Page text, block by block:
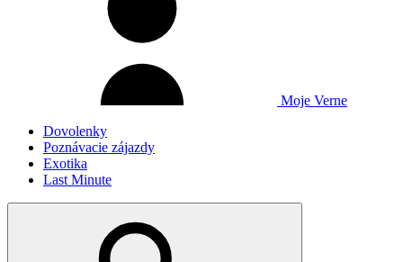
Moje Verne
Dovolenky
Poznávacie zájazdy
Exotika
Last Minute